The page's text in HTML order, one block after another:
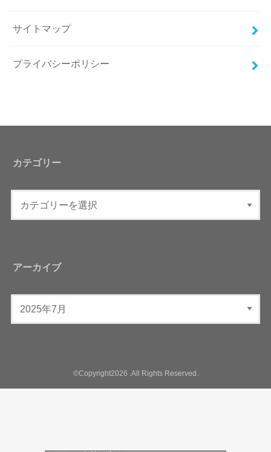
サイトマップ
プライバシーポリシー
カテゴリー
アーカイブ
©Copyright2026 .All Rights Reserved.